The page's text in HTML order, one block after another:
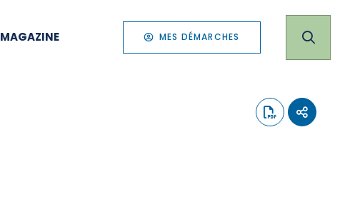
MAGAZINE MES DÉMARCHES